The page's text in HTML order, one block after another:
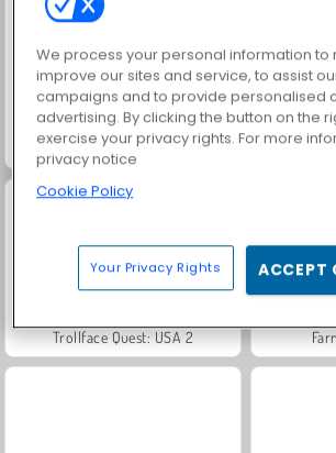
Masha and the Bear: Meadows
Trollface Quest: USA 2
We process your personal information to
improve our sites and service, to assist
campaigns and to provide personalised
advertising. By clicking the button on the
exercise your privacy rights. For more
privacy notice
Cookie Policy
Your Privacy Rights ACCEPT